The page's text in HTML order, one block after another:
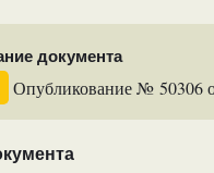
документа
Опубликование № 50306